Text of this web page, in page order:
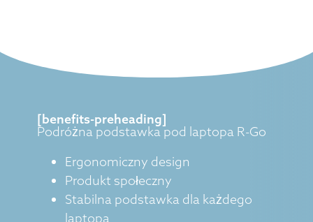
[benefits-preheading]
Podróżna podstawka pod laptopa R-Go
Ergonomiczny design
Produkt społeczny
Stabilna podstawka dla każdego
laptopa